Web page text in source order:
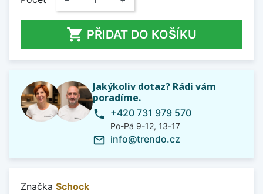
 PŘIDAT DO KOŠÍKU
Jakýkoliv dotaz? Rádi vám
poradíme.
phone +420 731 979 570
Po-Pá 9-12, 13-17
mail_outline info@trendo.cz
Značka Schock